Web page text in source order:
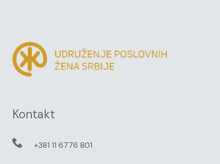
Kontakt
+381 11 6776 801